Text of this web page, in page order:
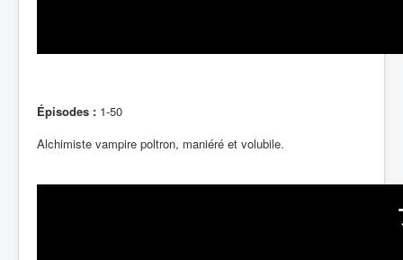
Épisodes : 1-50
Alchimiste vampire poltron, maniéré et volubile.